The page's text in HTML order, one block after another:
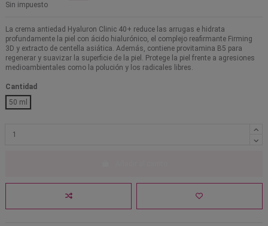
Sin impuesto
La crema antiedad Hyaluron Clinic 40+ reduce las arrugas e hidrata
profundamente la piel con ácido hialurónico, el complejo reafirmante Firming
3D y extracto de centella asiática. Además, contiene provitamina B5 para
regenerar y suavizar la superficie de la piel. Protege la piel frente a agresiones
medioambientales como la polución y los radicales libres.
Cantidad
50 ml